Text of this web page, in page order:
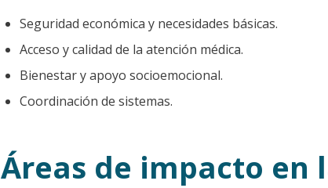
Seguridad económica y necesidades básicas.
Acceso y calidad de la atención médica.
Bienestar y apoyo socioemocional.
Coordinación de sistemas.
Áreas de impacto en